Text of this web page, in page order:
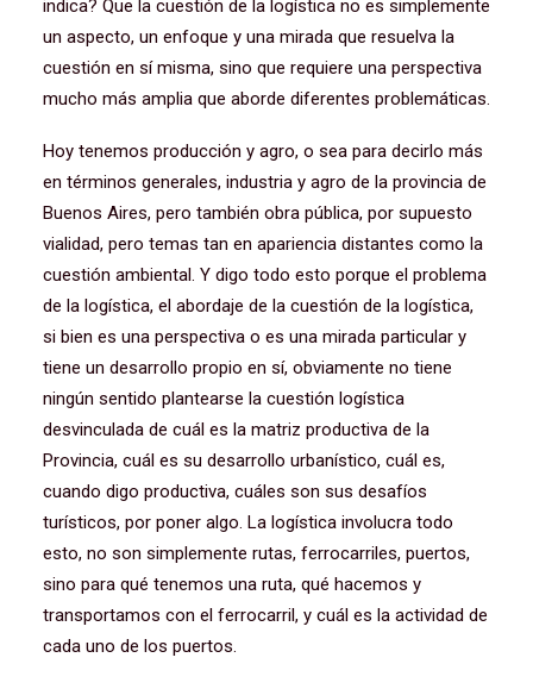
indica? Que la cuestión de la logística no es simplemente
un aspecto, un enfoque y una mirada que resuelva la
cuestión en sí misma, sino que requiere una perspectiva
mucho más amplia que aborde diferentes problemáticas.
Hoy tenemos producción y agro, o sea para decirlo más
en términos generales, industria y agro de la provincia de
Buenos Aires, pero también obra pública, por supuesto
vialidad, pero temas tan en apariencia distantes como la
cuestión ambiental. Y digo todo esto porque el problema
de la logística, el abordaje de la cuestión de la logística,
si bien es una perspectiva o es una mirada particular y
tiene un desarrollo propio en sí, obviamente no tiene
ningún sentido plantearse la cuestión logística
desvinculada de cuál es la matriz productiva de la
Provincia, cuál es su desarrollo urbanístico, cuál es,
cuando digo productiva, cuáles son sus desafíos
turísticos, por poner algo. La logística involucra todo
esto, no son simplemente rutas, ferrocarriles, puertos,
sino para qué tenemos una ruta, qué hacemos y
transportamos con el ferrocarril, y cuál es la actividad de
cada uno de los puertos.